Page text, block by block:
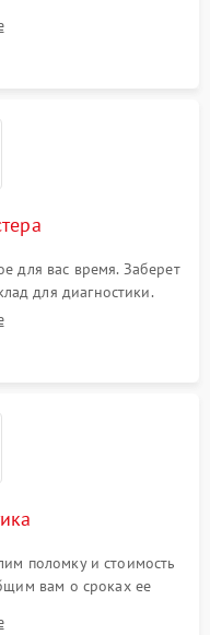
для вас время. Заберет
для диагностики.
поломку и стоимость
вам о сроках ее